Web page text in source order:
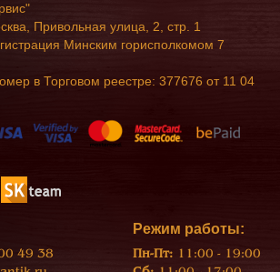
Привольная улица, 2, стр. 1
Минским горисполкомом 7
в Торговом реестре: 377676 от 11 04
49 38
Режим работы:
Пн-Пт: 11:00 - 19:00